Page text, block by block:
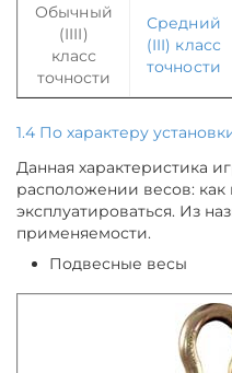
Обычный
(IIII)
класс
точности
Средний
(III) класс
точности
1.4 По характеру
Данная характеристика
расположении весов: как
эксплуатироваться. Из
применяемости.
Подвесные весы